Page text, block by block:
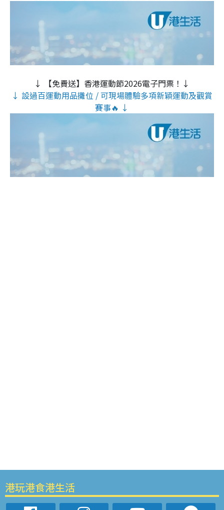
↓ 【免費送】香港運動節2026電子門票！↓
↓ 設過百運動用品攤位 / 可現場體驗多項新穎運動及觀賞
賽事🔥 ↓
港玩港食港生活